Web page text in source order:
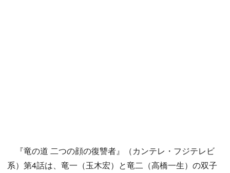
『竜の道 二つの顔の復讐者』（カンテレ・フジテレビ
系）第4話は、竜一（玉木宏）と竜二（高橋一生）の双子